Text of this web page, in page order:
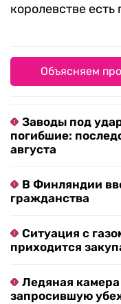
королевстве
Объясняем
Заводы под
погибшие:
августа
В Финляндии
гражданства
Ситуация с
приходится
Ледяная
запросившую